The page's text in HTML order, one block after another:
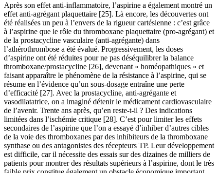
Après son effet anti-inflammatoire, l’aspirine a également montré un
effet anti-agrégant plaquettaire [25]. Là encore, les découvertes ont
été réalisées un peu à l’envers de la rigueur cartésienne : c’est grâce
à l’aspirine que le rôle du thromboxane plaquettaire (pro-agrégant) et
de la prostacycline vasculaire (anti-agrégante) dans
l’athérothrombose a été évalué. Progressivement, les doses
d’aspirine ont été réduites pour ne pas déséquilibrer la balance
thromboxane/prostacycline [26], devenant « homéopathiques » et
faisant apparaître le phénomène de la résistance à l’aspirine, qui se
résume en l’évidence qu’un sous-dosage entraîne une perte
d’efficacité [27]. Avec la prostacycline, anti-agrégante et
vasodilatatrice, on a imaginé détenir le médicament cardiovasculaire
de l’avenir. Trente ans après, qu’en reste-t-il ? Des indications
limitées dans l’ischémie critique [28]. C’est pour limiter les effets
secondaires de l’aspirine que l’on a essayé d’inhiber d’autres cibles
de la voie des thromboxanes par des inhibiteurs de la thromboxane
synthase ou des antagonistes des récepteurs TP. Leur développement
est difficile, car il nécessite des essais sur des dizaines de milliers de
patients pour montrer des résultats supérieurs à l’aspirine, dont le très